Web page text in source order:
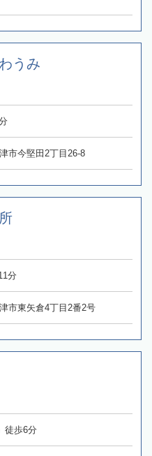
うみ
市今堅田2丁目26-8
分
市東矢倉4丁目2番2号
徒歩6分